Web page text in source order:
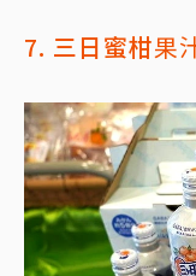
7. 三日蜜柑果